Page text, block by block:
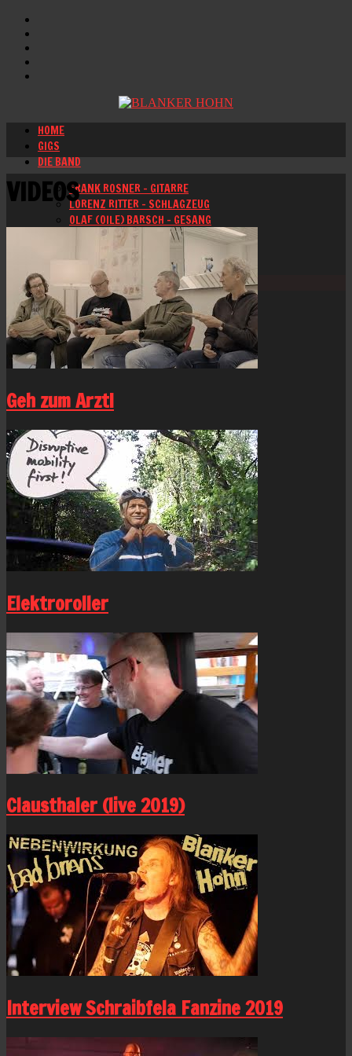
HOME
GIGS
DIE BAND
FRANK ROSNER – GITARRE
LORENZ RITTER – SCHLAGZEUG
OLAF (OILE) BARSCH – GESANG
SCHWARTAU – BASSGITARRE
VIDEOS
MERCH
KONTAKT
IMPRESSUM
DATENSCHUTZERKLÄRUNG
VIDEOS
Geh zum Arzt!
Elektroroller
Clausthaler (live 2019)
Interview Schraibfela Fanzine 2019